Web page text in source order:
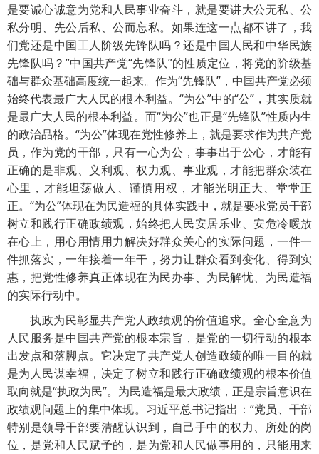
是要诚心诚意为党和人民事业奋斗，就是要讲大公无私、公
私分明、先公后私、公而忘私。如果连这一点都不讲了，我
们党还是中国工人阶级先锋队吗？还是中国人民和中华民族
先锋队吗？”中国共产党“先锋队”的性质定位，将党的阶级基
础与群众基础高度统一起来。作为“先锋队”，中国共产党必须
始终代表最广大人民的根本利益。“为公”中的“公”，其实质就
是最广大人民的根本利益。而“为公”也正是“先锋队”性质内生
的政治品格。“为公”体现在党性修养上，就是要求作为共产党
员，作为党的干部，只有一心为公，事事出于公心，才能有
正确的是非观、义利观、权力观、事业观，才能把群众装在
心里，才能坦荡做人、谨慎用权，才能光明正大、堂堂正
正。“为公”体现在为民造福的具体实践中，就是要求党员干部
树立和践行正确政绩观，始终把人民安居乐业、安危冷暖放
在心上，用心用情用力解决好群众关心的实际问题，一件一
件抓落实，一年接着一年干，努力让群众看到变化、得到实
惠，把党性修养真正体现在为民办事、为民解忧、为民造福
的实际行动中。
执政为民彰显共产党人政绩观的价值追求。全心全意为
人民服务是中国共产党的根本宗旨，是党的一切行动的根本
出发点和落脚点。它决定了共产党人创造政绩的唯一目的就
是为人民谋幸福，决定了树立和践行正确政绩观的根本价值
取向就是“执政为民”。为民造福是最大政绩，正是宗旨意识在
政绩观问题上的集中体现。习近平总书记指出：“党员、干部
特别是领导干部要清醒认识到，自己手中的权力、所处的岗
位，是党和人民赋予的，是为党和人民做事用的，只能用来